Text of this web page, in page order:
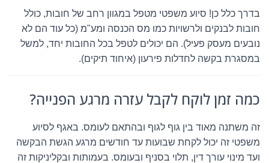
בדרך כלל כן! סיוע משפטי מטפל במגוון רחב של חובות, כולל
חובות לבנקים ולרשויות כמו מס הכנסה ומע"מ (כל עוד הם לא
נובעים מעסק פעיל). הם יכולים לטפל בכל החובות יחד, למשל
במסגרת בקשה לחדלות פירעון (איחוד תיקים).
כמה זמן לוקח לקבל עזרה מרגע הפנייה?
זה משתנה מאוד בין גוף לגוף ובהתאם לעומס. באגף לסיוע
משפטי זה יכול לקחת שבועות עד חודשים מרגע הגשת הבקשה
ועד מינוי עורך דין, תלוי בסניף ובעומס. בעמותות ובקליניקות זה